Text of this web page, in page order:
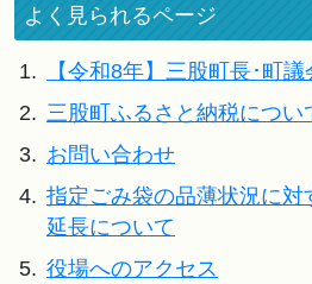
よく見られるページ
1.
【令和8年】三股町長･町
2. 三股町ふるさと納税につい
3. お問い合わせ
4. 指定ごみ袋の品薄状況に対
延長について
5. 役場へのアクセス